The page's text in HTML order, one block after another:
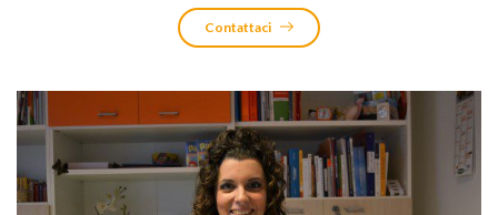
Contattaci